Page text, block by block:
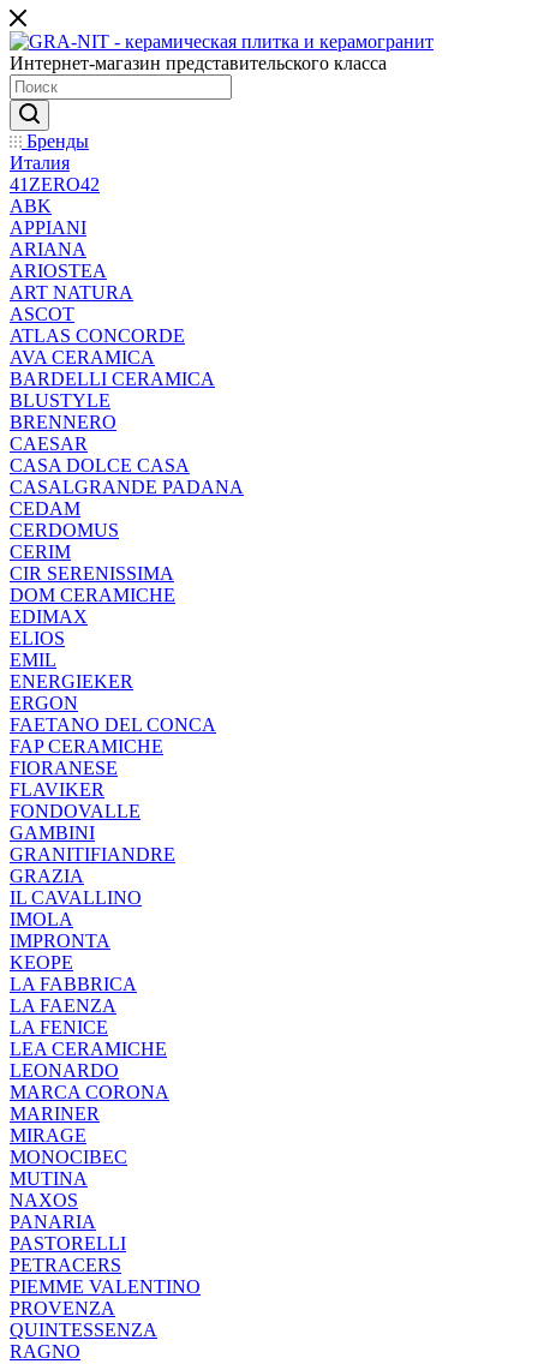
Интернет-магазин представительского класса
Бренды
Италия
41ZERO42
ABK
APPIANI
ARIANA
ARIOSTEA
ART NATURA
ASCOT
ATLAS CONCORDE
AVA CERAMICA
BARDELLI CERAMICA
BLUSTYLE
BRENNERO
CAESAR
CASA DOLCE CASA
CASALGRANDE PADANA
CEDAM
CERDOMUS
CERIM
CIR SERENISSIMA
DOM CERAMICHE
EDIMAX
ELIOS
EMIL
ENERGIEKER
ERGON
FAETANO DEL CONCA
FAP CERAMICHE
FIORANESE
FLAVIKER
FONDOVALLE
GAMBINI
GRANITIFIANDRE
GRAZIA
IL CAVALLINO
IMOLA
IMPRONTA
KEOPE
LA FABBRICA
LA FAENZA
LA FENICE
LEA CERAMICHE
LEONARDO
MARCA CORONA
MARINER
MIRAGE
MONOCIBEC
MUTINA
NAXOS
PANARIA
PASTORELLI
PETRACERS
PIEMME VALENTINO
PROVENZA
QUINTESSENZA
RAGNO